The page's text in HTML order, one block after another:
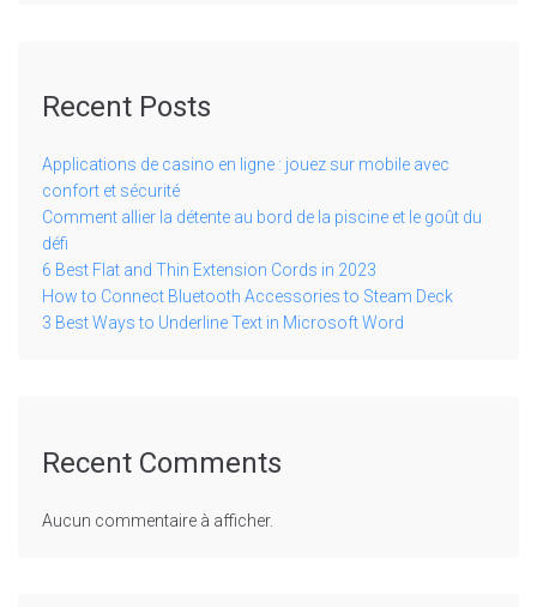
Recent Posts
Applications de casino en ligne : jouez sur mobile avec
confort et sécurité
Comment allier la détente au bord de la piscine et le goût du
défi
6 Best Flat and Thin Extension Cords in 2023
How to Connect Bluetooth Accessories to Steam Deck
3 Best Ways to Underline Text in Microsoft Word
Recent Comments
Aucun commentaire à afficher.